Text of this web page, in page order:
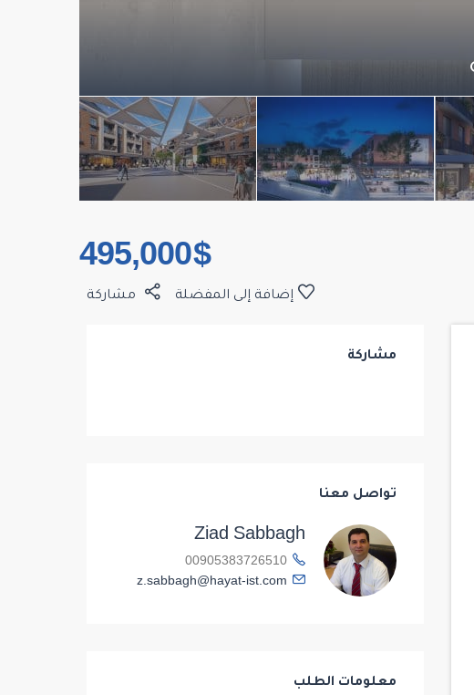
$ 495,000
مشاركة إضافة إلى المفضلة
مشاركة
تواصل معنا
Ziad Sabbagh
z.sabbagh@hayat-ist.com
معلومات الطلب